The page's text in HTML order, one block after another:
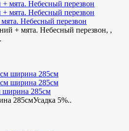
Небесный перезвон
+ мята. Небесный перезвон, ,
ширина 285см
285смУсадка 5%..